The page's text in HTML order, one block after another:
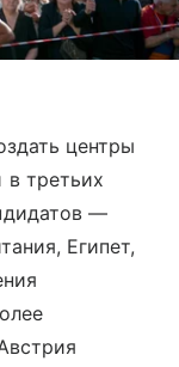
центры
в третьих
—
Египет,